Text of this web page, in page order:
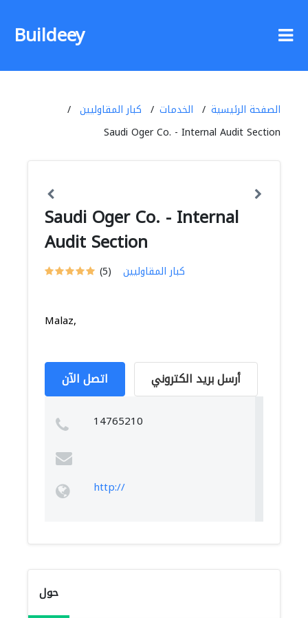
Buildeey
الصفحة الرئيسية الخدمات
كبار المقاوليين
Saudi Oger Co. - Internal Audit Section
Saudi Oger Co. - Internal
Audit Section
(5) كبار المقاوليين
Malaz,
اتصل الآن أرسل بريد الكتروني
14765210
http://
حول